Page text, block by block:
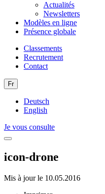
Actualités
Newsletters
Modèles en ligne
Présence globale
Classements
Recrutement
Contact
Fr
Deutsch
English
Je vous consulte
icon-drone
Mis à jour le 10.05.2016